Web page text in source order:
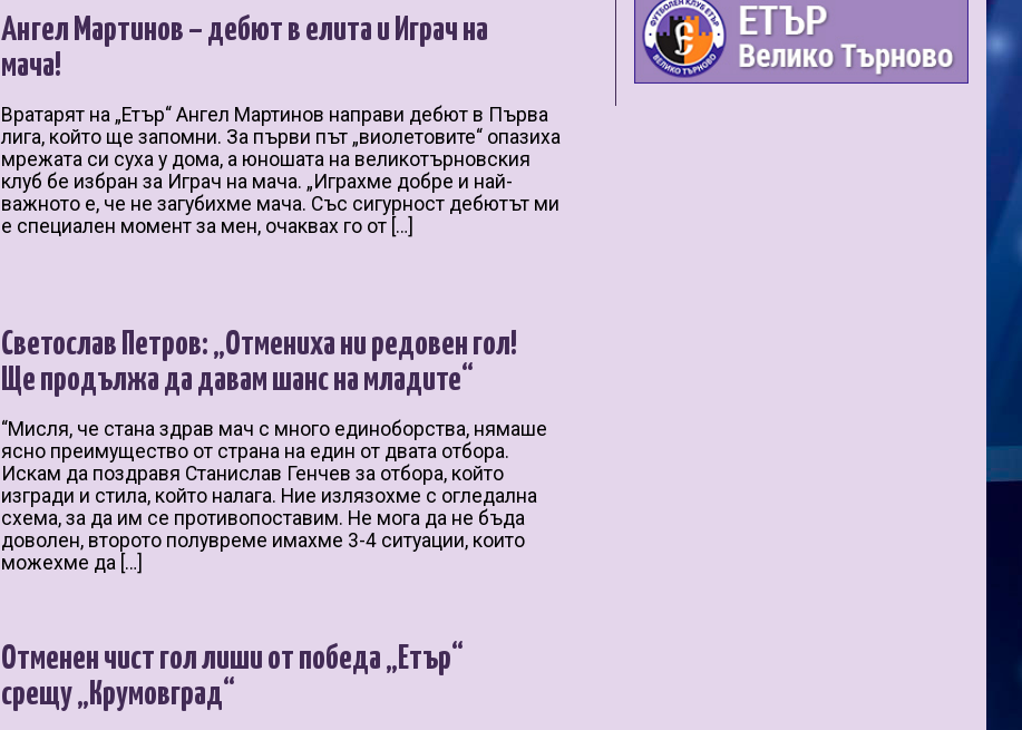
Ангел Мартинов – дебют в елита и Играч на
мача!
Вратарят на „Етър“ Ангел Мартинов направи дебют в Първа
лига, който ще запомни. За първи път „виолетовите“ опазиха
мрежата си суха у дома, а юношата на великотърновския
клуб бе избран за Играч на мача. „Играхме добре и най-
важното е, че не загубихме мача. Със сигурност дебютът ми
е специален момент за мен, очаквах го от […]
Светослав Петров: „Отмениха ни редовен гол!
Ще продължа да давам шанс на младите“
“Мисля, че стана здрав мач с много единоборства, нямаше
ясно преимущество от страна на един от двата отбора.
Искам да поздравя Станислав Генчев за отбора, който
изгради и стила, който налага. Ние излязохме с огледална
схема, за да им се противопоставим. Не мога да не бъда
доволен, второто полувреме имахме 3-4 ситуации, които
можехме да […]
Отменен чист гол лиши от победа „Етър“
срещу „Крумовград“